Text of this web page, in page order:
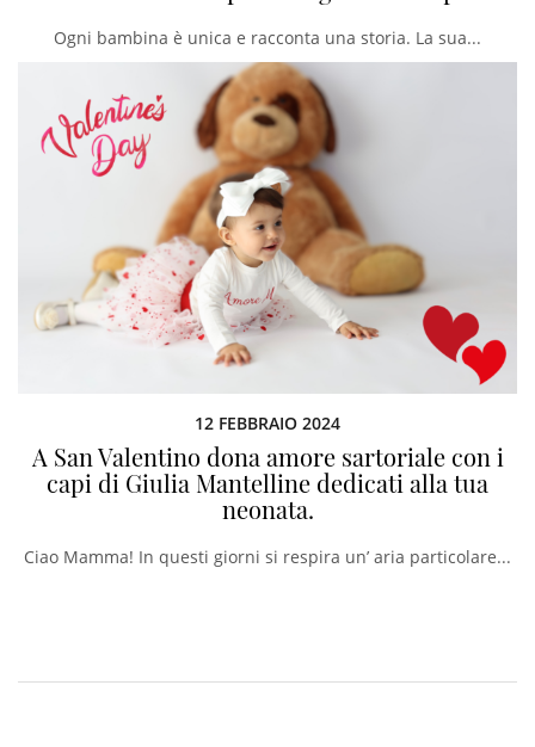
Ogni bambina è unica e racconta una storia. La sua...
12 FEBBRAIO 2024
A San Valentino dona amore sartoriale con i
capi di Giulia Mantelline dedicati alla tua
neonata.
Ciao Mamma! In questi giorni si respira un’ aria particolare...